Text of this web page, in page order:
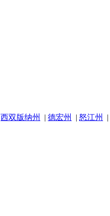
西双版纳州 | 德宏州 | 怒江州 |